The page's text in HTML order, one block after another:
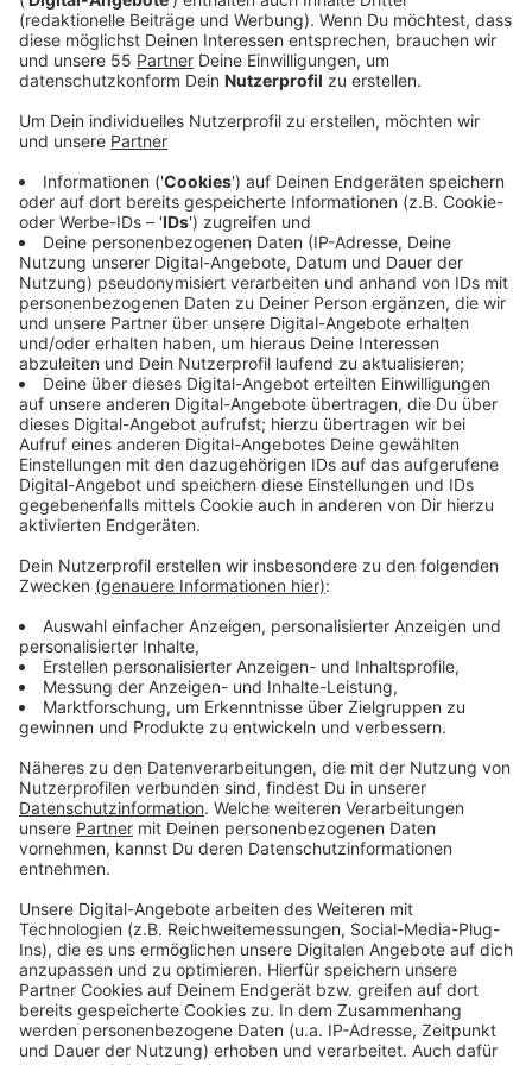
Anzeige
Der Angeklagte wurde freigesprochen heißt es vom
Gericht - weil nicht ausgeschlossen werden konnte,
dass der Mann zum Tatzeitpunkt wegen einer
psychotischen Störung schuldunfähig gewesen sein
könnte. Das ging aus dem abschließenden Bericht
eines Gutachters hervor, der vor dem Urteil verlesen
wurde.
Anzeige
Gericht ordnet Unterbrngung in
psychiatrischer Einrichtung an
Anzeige
Daraus folgt aber: Der Täter wird bis auf Weiteres in
einer psychiatrischen Einrichtung untergebracht,
entschied das Gericht. Andernfalls sei nicht
auszuschließen, dass in Zukunft weitere, ähnliche
Straftaten folgen könnten.Der 26-jährigeMann hatte
Grundschulen sexuell missbraucht - in zwei weiteren
Fällen habe er es versucht.
Anzeige
Anzeige